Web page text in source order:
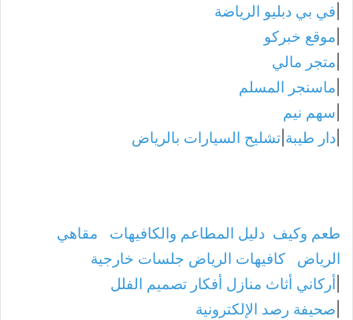
في بي دبليو الرياضة
موقع خبركو
متجر مالي
ماسنجر المسلم
سهم نيم
دار طيبة تشليح السيارات بالرياض
طعم وكيف دليل المطاعم والكافيهات
مقاهي
الرياض
كافيهات الرياض جلسات خارجية
أركاني أثاث منازل أفكار تصميم الفلل
صحيفة رصد الإلكترونية